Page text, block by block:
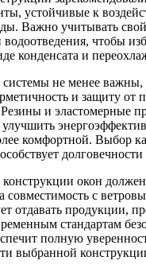
устойчивые к
Важно учитывать
чтобы
конденсата и
не менее важны,
и защиту от
Резины и эластомерные
комфортной. Выбор
окон
совместимость с
отдавать продукции,
стандартам
полную
выбранной